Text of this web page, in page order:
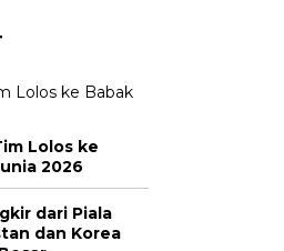
Lolos ke
2026
dari Piala
dan Korea